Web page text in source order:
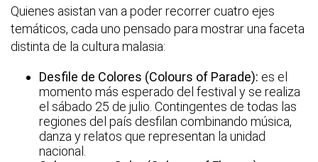
Quienes asistan van a poder recorrer cuatro ejes
temáticos, cada uno pensado para mostrar una faceta
distinta de la cultura malasia:
Desfile de Colores (Colours of Parade): es el
momento más esperado del festival y se realiza
el sábado 25 de julio. Contingentes de todas las
regiones del país desfilan combinando música,
danza y relatos que representan la unidad
nacional.